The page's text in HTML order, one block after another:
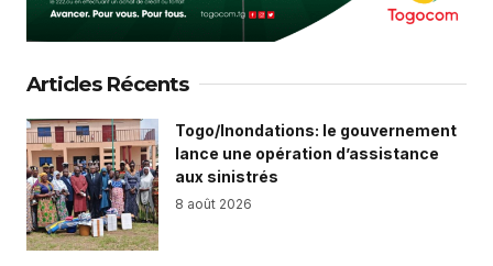
Articles Récents
Togo/Inondations: le gouvernement
lance une opération d’assistance
aux sinistrés
8 août 2026